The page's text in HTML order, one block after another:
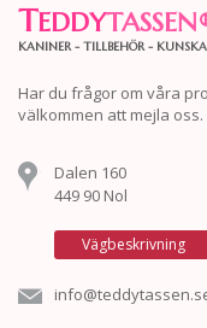
TEDDYTASSEN
KANINER - TILLBEHÖR -
Har du frågor om våra
välkommen att mejla oss.
Dalen 160
449 90 Nol
Vägbeskrivning